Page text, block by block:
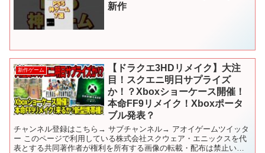
新作
新作ゲーム
【ドラクエ3HDリメイク】大注
目！スクエニ明日サプライズ
か！？Xboxショーケース開催！
本命FF9リメイク！Xboxポータ
ブル発表？
チャンネル登録はこちら→ サブチャンネル→ アオイゲームツイッタ
ー このページで利用している株式会社スクウェア・エニックスを代
表とする共同著作者が権利を所有する画像の転載・配布は禁止いた